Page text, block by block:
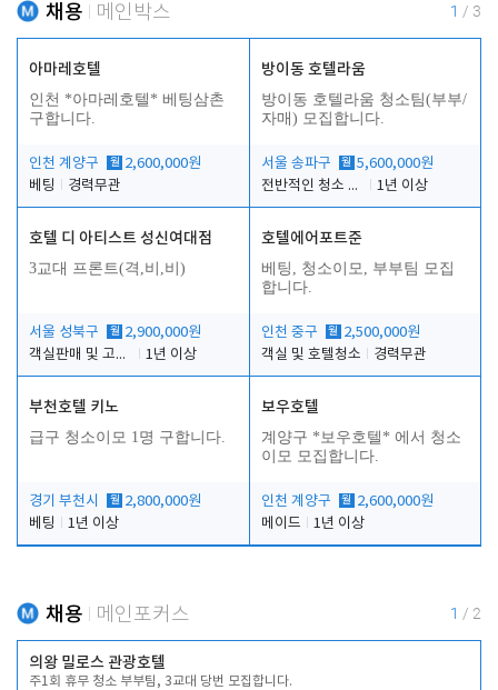
채용 메인박스 1 / 3
아마레호텔
인천 *아마레호텔* 베팅삼촌
구합니다.
인천 계양구 월 2,600,000원
베팅
경력무관
방이동 호텔라움
방이동 호텔라움 청소팀(부부/
자매) 모집합니다.
서울 송파구 월 5,600,000원
전반적인 청소 업무(객실청소.객실정리)
1년 이상
호텔 디 아티스트 성신여대점
3교대 프론트(격,비,비)
서울 성북구 월 2,900,000원
객실판매 및 고객응대
1년 이상
호텔에어포트준
베팅, 청소이모, 부부팀 모집
합니다.
인천 중구 월 2,500,000원
객실 및 호텔청소
경력무관
부천호텔 키노
급구 청소이모 1명 구합니다.
경기 부천시 월 2,800,000원
베팅
1년 이상
보우호텔
계양구 *보우호텔* 에서 청소
이모 모집합니다.
인천 계양구 월 2,600,000원
메이드
1년 이상
채용 메인포커스 1 / 2
의왕 밀로스 관광호텔
주1회 휴무 청소 부부팀, 3교대 당번 모집합니다.